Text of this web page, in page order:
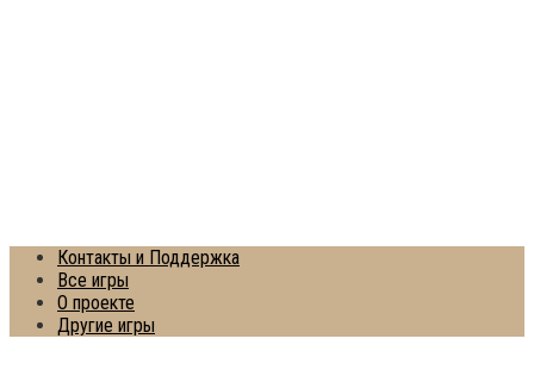
Контакты и Поддержка
Все игры
О проекте
Другие игры